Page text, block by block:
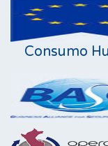
Consumo